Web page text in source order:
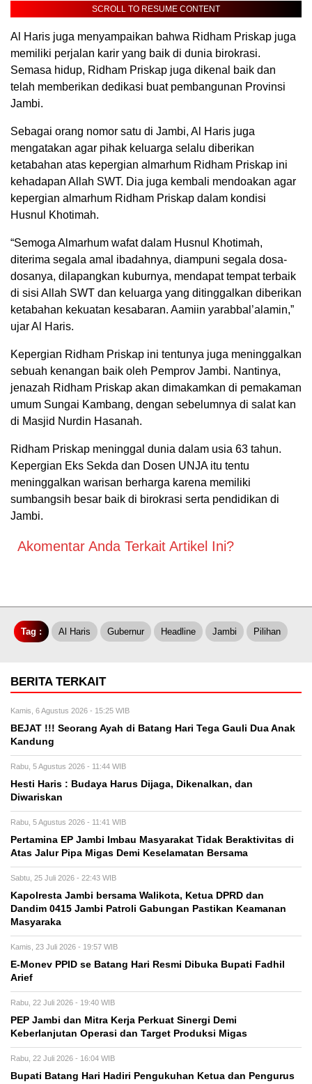
SCROLL TO RESUME CONTENT
Al Haris juga menyampaikan bahwa Ridham Priskap juga
memiliki perjalan karir yang baik di dunia birokrasi.
Semasa hidup, Ridham Priskap juga dikenal baik dan
telah memberikan dedikasi buat pembangunan Provinsi
Jambi.
Sebagai orang nomor satu di Jambi, Al Haris juga
mengatakan agar pihak keluarga selalu diberikan
ketabahan atas kepergian almarhum Ridham Priskap ini
kehadapan Allah SWT. Dia juga kembali mendoakan agar
kepergian almarhum Ridham Priskap dalam kondisi
Husnul Khotimah.
“Semoga Almarhum wafat dalam Husnul Khotimah,
diterima segala amal ibadahnya, diampuni segala dosa-
dosanya, dilapangkan kuburnya, mendapat tempat terbaik
di sisi Allah SWT dan keluarga yang ditinggalkan diberikan
ketabahan kekuatan kesabaran. Aamiin yarabbal’alamin,”
ujar Al Haris.
Kepergian Ridham Priskap ini tentunya juga meninggalkan
sebuah kenangan baik oleh Pemprov Jambi. Nantinya,
jenazah Ridham Priskap akan dimakamkan di pemakaman
umum Sungai Kambang, dengan sebelumnya di salat kan
di Masjid Nurdin Hasanah.
Ridham Priskap meninggal dunia dalam usia 63 tahun.
Kepergian Eks Sekda dan Dosen UNJA itu tentu
meninggalkan warisan berharga karena memiliki
sumbangsih besar baik di birokrasi serta pendidikan di
Jambi.
Akomentar Anda Terkait Artikel Ini?
Tag : Al Haris Gubernur Headline Jambi Pilihan
BERITA TERKAIT
Kamis, 6 Agustus 2026 - 15:25 WIB
BEJAT !!! Seorang Ayah di Batang Hari Tega Gauli Dua Anak
Kandung
Rabu, 5 Agustus 2026 - 11:44 WIB
Hesti Haris : Budaya Harus Dijaga, Dikenalkan, dan
Diwariskan
Rabu, 5 Agustus 2026 - 11:41 WIB
Pertamina EP Jambi Imbau Masyarakat Tidak Beraktivitas di
Atas Jalur Pipa Migas Demi Keselamatan Bersama
Sabtu, 25 Juli 2026 - 22:43 WIB
Kapolresta Jambi bersama Walikota, Ketua DPRD dan
Dandim 0415 Jambi Patroli Gabungan Pastikan Keamanan
Masyaraka
Kamis, 23 Juli 2026 - 19:57 WIB
E-Monev PPID se Batang Hari Resmi Dibuka Bupati Fadhil
Arief
Rabu, 22 Juli 2026 - 19:40 WIB
PEP Jambi dan Mitra Kerja Perkuat Sinergi Demi
Keberlanjutan Operasi dan Target Produksi Migas
Rabu, 22 Juli 2026 - 16:04 WIB
Bupati Batang Hari Hadiri Pengukuhan Ketua dan Pengurus